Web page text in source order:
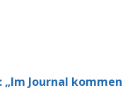
„Im Journal kommen